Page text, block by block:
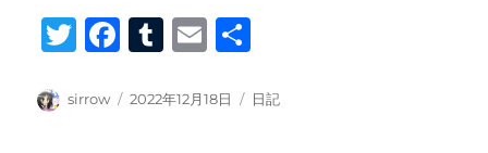
T
tt
F
c
T
m
E
ail
投
sirrow
投
2022年12月18日
カ
日記